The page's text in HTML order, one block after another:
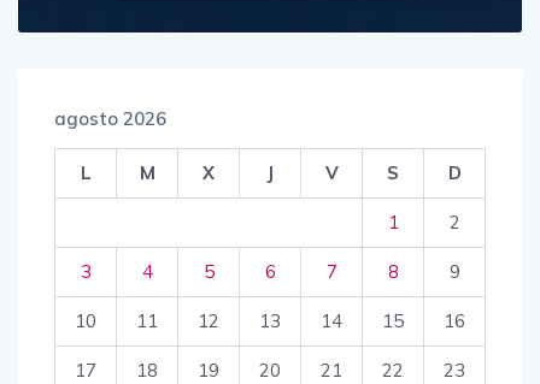
agosto 2026
L M X J V S D
1 2
3 4 5 6 7 8 9
10 11 12 13 14 15 16
17 18 19 20 21 22 23